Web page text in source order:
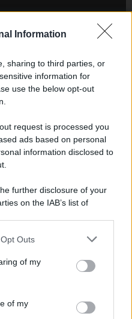
Information
sharing to third parties, or
information for
use the below opt-out
request is processed you
ads based on personal
information disclosed to
further disclosure of your
on the IAB’s list of
by us to third parties
uses one or more Google
information including but
You may click to
Outs
of my
of my